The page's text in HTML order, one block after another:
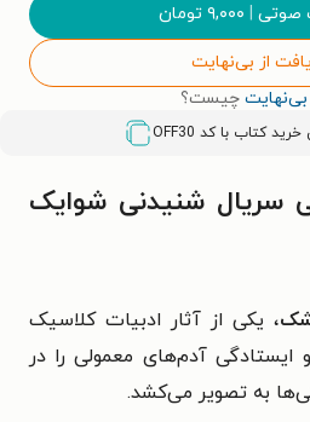
صوتی | ۹,۰۰۰ تومان
از بی‌نهایت
بی‌نهایت چیست؟
OFF30
سریال شنیدنی شوایک
، یکی از آثار ادبیات کلاسیک
آدم‌های معمولی را در
به تصویر می‌کشد.